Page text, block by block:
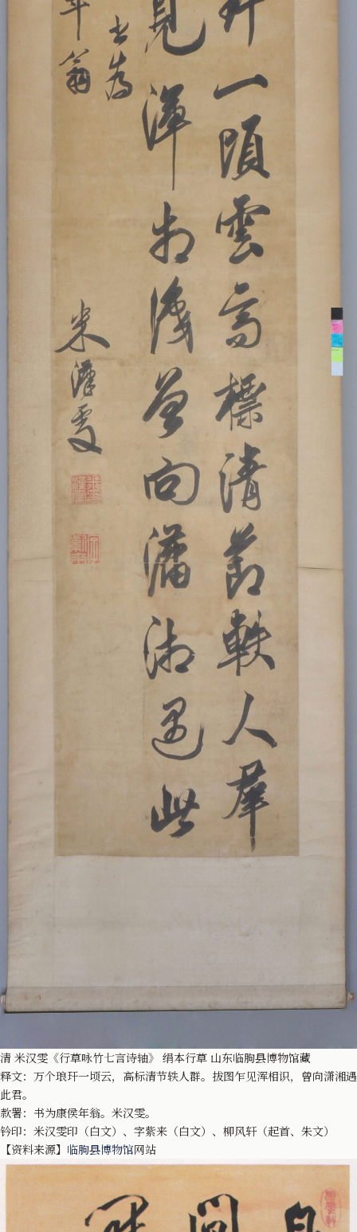
清 米汉雯《行草咏竹七言诗轴》 绢本行草 山东临朐县博物馆藏
释文：万个琅玕一顷云，高标清节轶人群。拔图乍见浑相识，曾向潇湘遇
此君。
款署：书为康侯年翁。米汉雯。
钤印：米汉雯印（白文）、字紫来（白文）、柳风轩（起首、朱文）
【资料来源】 临朐县博物馆网站